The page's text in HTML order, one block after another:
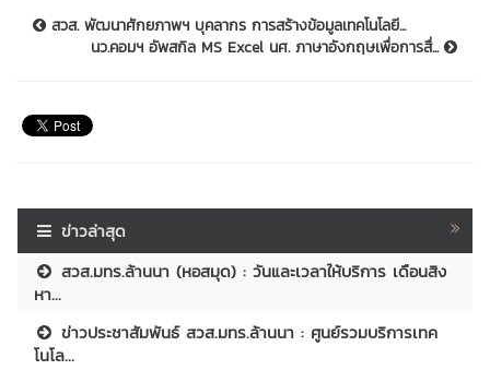
สวส. พัฒนาศักยภาพฯ บุคลากร การสร้างข้อมูลเทคโนโลยี...
นว.คอมฯ อัพสกิล MS Excel นศ. ภาษาอังกฤษเพื่อการสื่...
ข่าวล่าสุด
สวส.มทร.ล้านนา (หอสมุด) : วันและเวลาให้บริการ เดือนสิง
หา...
ข่าวประชาสัมพันธ์ สวส.มทร.ล้านนา : ศูนย์รวมบริการเทค
โนโล...